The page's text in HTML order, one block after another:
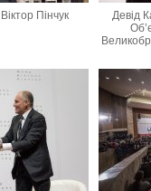
Пінчук
Девід